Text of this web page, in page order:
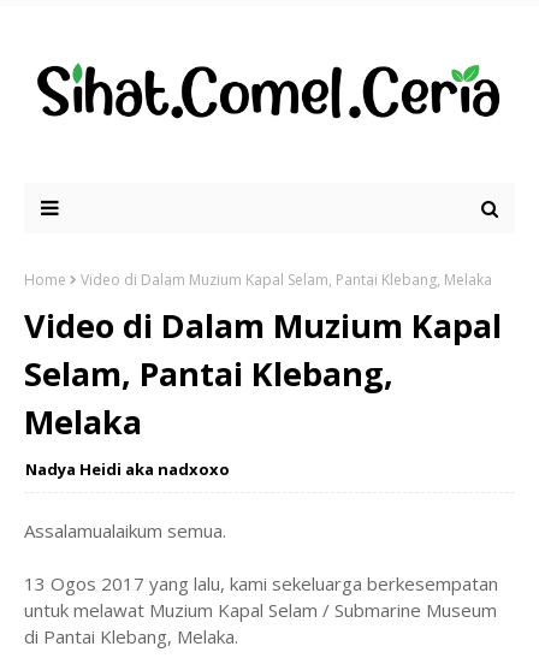
Home Video di Dalam Muzium Kapal Selam, Pantai Klebang, Melaka
Video di Dalam Muzium Kapal
Selam, Pantai Klebang,
Melaka
Nadya Heidi aka nadxoxo
Assalamualaikum semua.
13 Ogos 2017 yang lalu, kami sekeluarga berkesempatan
untuk melawat Muzium Kapal Selam / Submarine Museum
di Pantai Klebang, Melaka.